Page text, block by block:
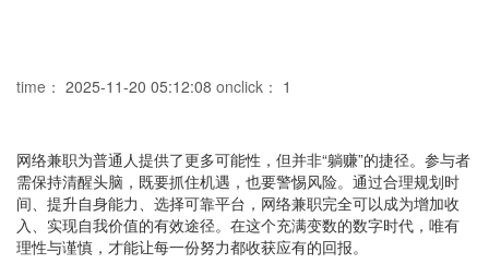
time： 2025-11-20 05:12:08 onclick： 1
网络兼职为普通人提供了更多可能性，但并非“躺赚”的捷径。参与者
需保持清醒头脑，既要抓住机遇，也要警惕风险。通过合理规划时
间、提升自身能力、选择可靠平台，网络兼职完全可以成为增加收
入、实现自我价值的有效途径。在这个充满变数的数字时代，唯有
理性与谨慎，才能让每一份努力都收获应有的回报。